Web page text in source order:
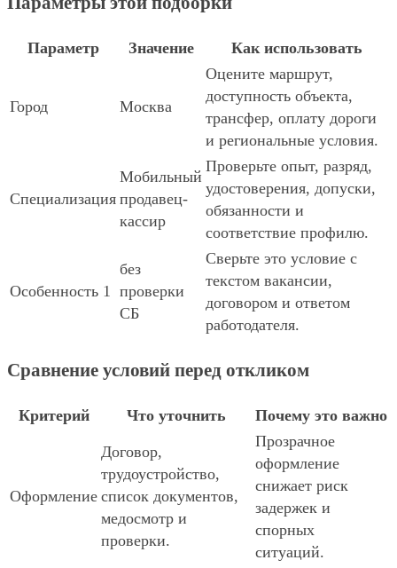
Параметр Значение Как использовать
Город Москва
Оцените маршрут,
доступность объекта,
трансфер, оплату дороги
и региональные условия.
Специализация
Мобильный
продавец-
кассир
Проверьте опыт, разряд,
удостоверения, допуски,
обязанности и
соответствие профилю.
Особенность 1
без
проверки
СБ
Сверьте это условие с
текстом вакансии,
договором и ответом
работодателя.
Сравнение условий перед откликом
Критерий Что уточнить Почему это важно
Оформление
Договор,
трудоустройство,
список документов,
медосмотр и
проверки.
Прозрачное
оформление
снижает риск
задержек и
спорных
ситуаций.